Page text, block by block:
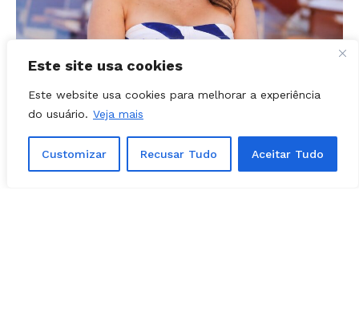
Este site usa cookies
Este website usa cookies para melhorar a experiência
do usuário. Veja mais
Customizar Recusar Tudo Aceitar Tudo
NOTÍCIAS 03, agosto, 2026
Prefeita Solange Gouveia define apoios
em Caldazinha; confira a lista